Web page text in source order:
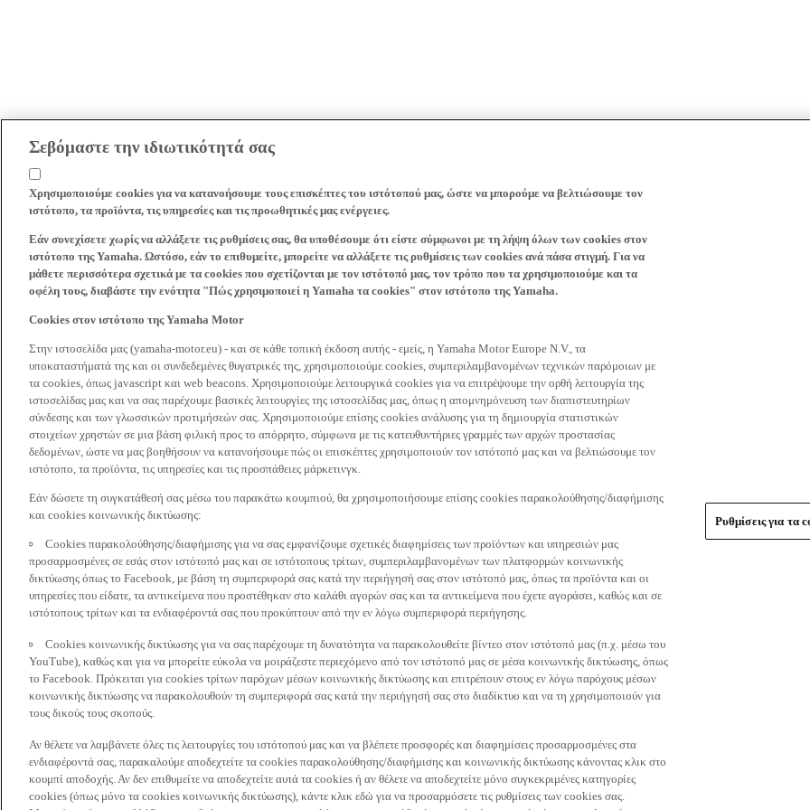
Σεβόμαστε την ιδιωτικότητά σας
Χρησιμοποιούμε cookies για να κατανοήσουμε τους επισκέπτες του ιστότοπού μας, ώστε να μπορούμε να βελτιώσουμε τον
ιστότοπο, τα προϊόντα, τις υπηρεσίες και τις προωθητικές μας ενέργειες.
Εάν συνεχίσετε χωρίς να αλλάξετε τις ρυθμίσεις σας, θα υποθέσουμε ότι είστε σύμφωνοι με τη λήψη όλων των cookies στον
ιστότοπο της Yamaha. Ωστόσο, εάν το επιθυμείτε, μπορείτε να αλλάξετε τις ρυθμίσεις των cookies ανά πάσα στιγμή. Για να
μάθετε περισσότερα σχετικά με τα cookies που σχετίζονται με τον ιστότοπό μας, τον τρόπο που τα χρησιμοποιούμε και τα
οφέλη τους, διαβάστε την ενότητα "Πώς χρησιμοποιεί η Yamaha τα cookies" στον ιστότοπο της Yamaha.
Cookies στον ιστότοπο της Yamaha Motor
Στην ιστοσελίδα μας (yamaha-motor.eu) - και σε κάθε τοπική έκδοση αυτής - εμείς, η Yamaha Motor Europe N.V., τα
υποκαταστήματά της και οι συνδεδεμένες θυγατρικές της, χρησιμοποιούμε cookies, συμπεριλαμβανομένων τεχνικών παρόμοιων με
τα cookies, όπως javascript και web beacons. Χρησιμοποιούμε λειτουργικά cookies για να επιτρέψουμε την ορθή λειτουργία της
ιστοσελίδας μας και να σας παρέχουμε βασικές λειτουργίες της ιστοσελίδας μας, όπως η απομνημόνευση των διαπιστευτηρίων
σύνδεσης και των γλωσσικών προτιμήσεών σας. Χρησιμοποιούμε επίσης cookies ανάλυσης για τη δημιουργία στατιστικών
στοιχείων χρηστών σε μια βάση φιλική προς το απόρρητο, σύμφωνα με τις κατευθυντήριες γραμμές των αρχών προστασίας
δεδομένων, ώστε να μας βοηθήσουν να κατανοήσουμε πώς οι επισκέπτες χρησιμοποιούν τον ιστότοπό μας και να βελτιώσουμε τον
ιστότοπο, τα προϊόντα, τις υπηρεσίες και τις προσπάθειες μάρκετινγκ.
Εάν δώσετε τη συγκατάθεσή σας μέσω του παρακάτω κουμπιού, θα χρησιμοποιήσουμε επίσης cookies παρακολούθησης/διαφήμισης
και cookies κοινωνικής δικτύωσης:
Cookies παρακολούθησης/διαφήμισης για να σας εμφανίζουμε σχετικές διαφημίσεις των προϊόντων και υπηρεσιών μας
προσαρμοσμένες σε εσάς στον ιστότοπό μας και σε ιστότοπους τρίτων, συμπεριλαμβανομένων των πλατφορμών κοινωνικής
δικτύωσης όπως το Facebook, με βάση τη συμπεριφορά σας κατά την περιήγησή σας στον ιστότοπό μας, όπως τα προϊόντα και οι
υπηρεσίες που είδατε, τα αντικείμενα που προστέθηκαν στο καλάθι αγορών σας και τα αντικείμενα που έχετε αγοράσει, καθώς και σε
ιστότοπους τρίτων και τα ενδιαφέροντά σας που προκύπτουν από την εν λόγω συμπεριφορά περιήγησης.
Cookies κοινωνικής δικτύωσης για να σας παρέχουμε τη δυνατότητα να παρακολουθείτε βίντεο στον ιστότοπό μας (π.χ. μέσω του
YouTube), καθώς και για να μπορείτε εύκολα να μοιράζεστε περιεχόμενο από τον ιστότοπό μας σε μέσα κοινωνικής δικτύωσης, όπως
το Facebook. Πρόκειται για cookies τρίτων παρόχων μέσων κοινωνικής δικτύωσης και επιτρέπουν στους εν λόγω παρόχους μέσων
κοινωνικής δικτύωσης να παρακολουθούν τη συμπεριφορά σας κατά την περιήγησή σας στο διαδίκτυο και να τη χρησιμοποιούν για
τους δικούς τους σκοπούς.
Αν θέλετε να λαμβάνετε όλες τις λειτουργίες του ιστότοπού μας και να βλέπετε προσφορές και διαφημίσεις προσαρμοσμένες στα
ενδιαφέροντά σας, παρακαλούμε αποδεχτείτε τα cookies παρακολούθησης/διαφήμισης και κοινωνικής δικτύωσης κάνοντας κλικ στο
κουμπί αποδοχής. Αν δεν επιθυμείτε να αποδεχτείτε αυτά τα cookies ή αν θέλετε να αποδεχτείτε μόνο συγκεκριμένες κατηγορίες
cookies (όπως μόνο τα cookies κοινωνικής δικτύωσης), κάντε κλικ εδώ για να προσαρμόσετε τις ρυθμίσεις των cookies σας.
Ρυθμίσεις για τα